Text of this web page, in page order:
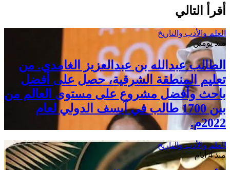
أقرأ التالي
العلم والأدب والتاريخ
منذ يومين
الطالب عبدالله بن عبدالعزيز الغامدي. من
تعليم المنطقة الشرقية، حصل على أفضل
باحث وأفضل مشروع على مستوى العالم من
بين 1700 طالب في آيسف الدولي لعام
2022م.
العلم والأدب والتاريخ
منذ 4 أيام